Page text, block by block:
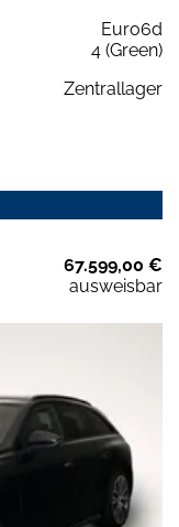
Euro6d
4 (Green)
Zentrallager
67.599,00 €
ausweisbar